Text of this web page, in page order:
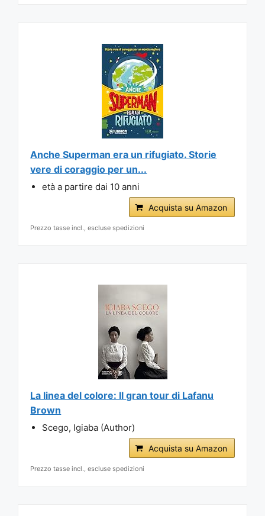
Anche Superman era un rifugiato. Storie
vere di coraggio per un...
età a partire dai 10 anni
Acquista su Amazon
Prezzo tasse incl., escluse spedizioni
La linea del colore: Il gran tour di Lafanu
Brown
Scego, Igiaba (Author)
Acquista su Amazon
Prezzo tasse incl., escluse spedizioni